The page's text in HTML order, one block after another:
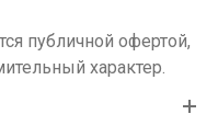
публичной офертой,
характер.